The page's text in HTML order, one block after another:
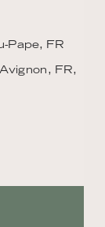
Pape, FR
FR,